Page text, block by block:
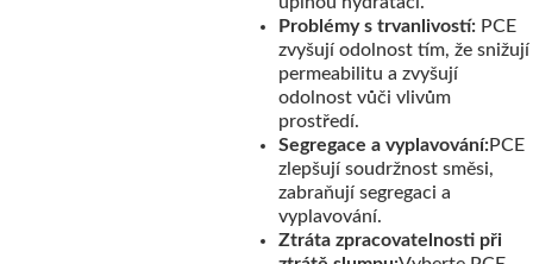
Problémy s trvanlivostí: PCE
zvyšují odolnost tím, že snižují
permeabilitu a zvyšují
odolnost vůči vlivům
prostředí.
Segregace a vyplavování:PCE
zlepšují soudržnost směsi,
zabraňují segregaci a
vyplavování.
Ztráta zpracovatelnosti při